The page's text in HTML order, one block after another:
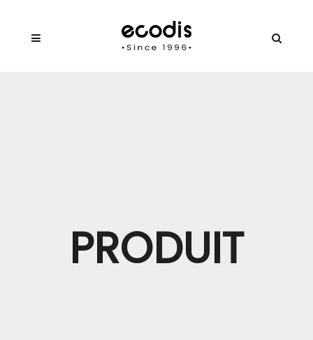
PRODUIT